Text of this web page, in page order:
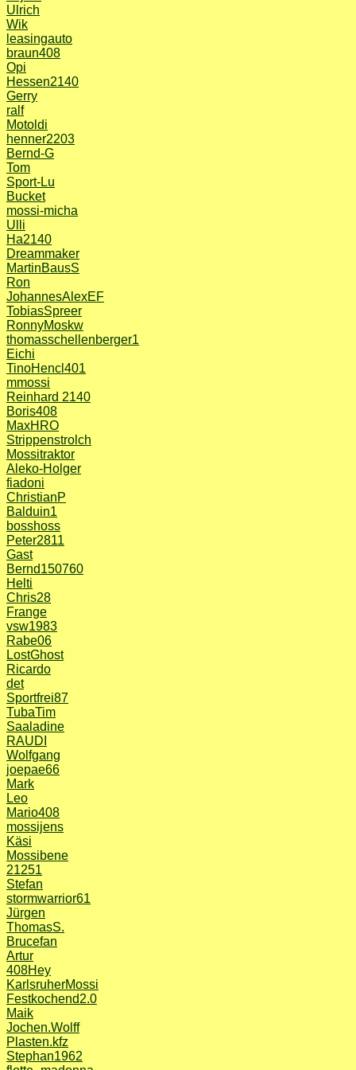
Ulrich
Wik
leasingauto
braun408
Opi
Hessen2140
Gerry
ralf
Motoldi
henner2203
Bernd-G
Tom
Sport-Lu
Bucket
mossi-micha
Ulli
Ha2140
Dreammaker
MartinBausS
Ron
JohannesAlexEF
TobiasSpreer
RonnyMoskw
thomasschellenberger1
Eichi
TinoHencl401
mmossi
Reinhard 2140
Boris408
MaxHRO
Strippenstrolch
Mossitraktor
Aleko-Holger
fiadoni
ChristianP
Balduin1
bosshoss
Peter2811
Gast
Bernd150760
Helti
Chris28
Frange
vsw1983
Rabe06
LostGhost
Ricardo
det
Sportfrei87
TubaTim
Saaladine
RAUDI
Wolfgang
joepae66
Mark
Leo
Mario408
mossijens
Käsi
Mossibene
21251
Stefan
stormwarrior61
Jürgen
ThomasS.
Brucefan
Artur
408Hey
KarlsruherMossi
Festkochend2.0
Maik
Jochen.Wolff
Plasten.kfz
Stephan1962